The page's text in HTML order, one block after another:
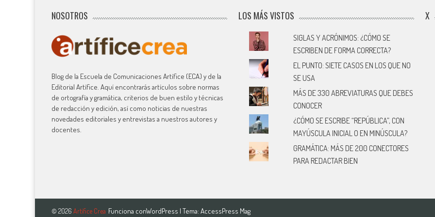
NOSOTROS
Blog de la Escuela de Comunicaciones Artífice (ECA) y de la
Editorial Artífice. Aquí encontrarás artículos sobre normas
de ortografía y gramática, criterios de buen estilo y técnicas
de redacción y edición, así como noticias de nuestras
novedades editoriales y entrevistas a nuestros autores y
docentes.
LOS MÁS VISTOS
SIGLAS Y ACRÓNIMOS: ¿CÓMO SE
ESCRIBEN DE FORMA CORRECTA?
EL PUNTO: SIETE CASOS EN LOS QUE NO
SE USA
MÁS DE 330 ABREVIATURAS QUE DEBES
CONOCER
¿CÓMO SE ESCRIBE “REPÚBLICA”, CON
MAYÚSCULA INICIAL O EN MINÚSCULA?
GRAMÁTICA: MÁS DE 200 CONECTORES
PARA REDACTAR BIEN
X
© 2026 Artífice Crea Funciona conWordPress | Tema: AccessPress Mag